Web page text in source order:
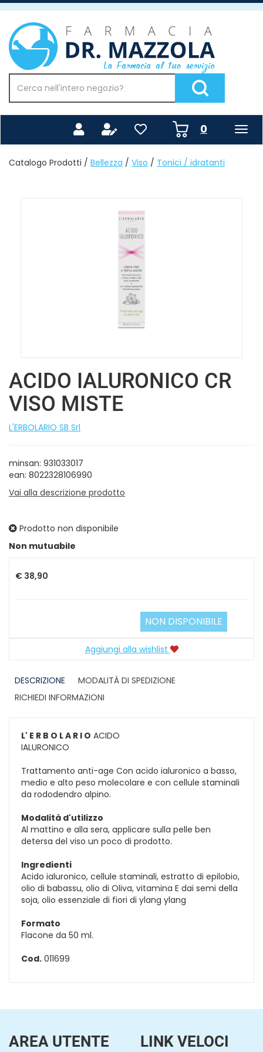
Passa
contenuto
principale
Farmacia
Mazzola
Prodotto
Cerca Prodotto
0prodotti
inseriti
Catalogo Prodotti / Bellezza / Viso / Tonici / idratanti
ACIDO IALURONICO CR
VISO MISTE
L'ERBOLARIO SB Srl
minsan: 931033017
ean: 8022328106990
Vai alla descrizione prodotto
Prodotto non disponibile
Non mutuabile
Prezzo
€ 38,90
NON DISPONIBILE
Aggiungi alla wishlist
DESCRIZIONE
MODALITÀ DI SPEDIZIONE
RICHIEDI INFORMAZIONI
L' E R B O L A R I O ACIDO
IALURONICO
Trattamento anti-age Con acido ialuronico a basso,
medio e alto peso molecolare e con cellule staminali
da rododendro alpino.
Modalità d'utilizzo
Al mattino e alla sera, applicare sulla pelle ben
detersa del viso un poco di prodotto.
Ingredienti
Acido ialuronico, cellule staminali, estratto di epilobio,
olio di babassu, olio di Oliva, vitamina E dai semi della
soja, olio essenziale di fiori di ylang ylang
Formato
Flacone da 50 ml.
Cod. 011699
AREA UTENTE LINK VELOCI